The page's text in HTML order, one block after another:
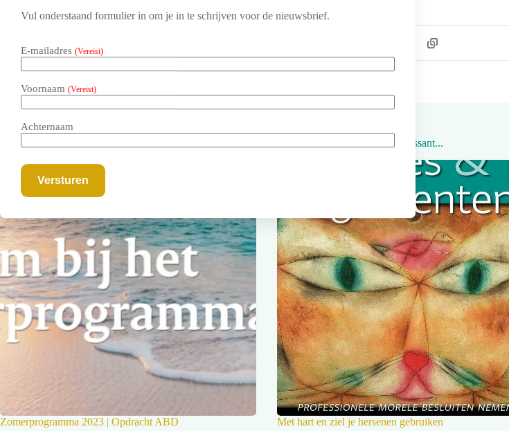
Vul onderstaand formulier in om je in te schrijven voor de nieuwsbrief.
E-mailadres (Vereist)
Voornaam (Vereist)
Achternaam
Ook interessant...
Zomerprogramma 2023 | Opdracht ABD Met hart en ziel je hersenen gebruiken